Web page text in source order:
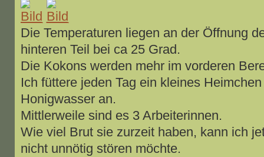
Die Temperaturen liegen an der Öffnung
hinteren Teil bei ca 25 Grad.
Die Kokons werden mehr im vorderen
Ich füttere jeden Tag ein kleines
Honigwasser an.
Mittlerweile sind es 3 Arbeiterinnen.
Wie viel Brut sie zurzeit haben, kann ich
nicht unnötig stören möchte.